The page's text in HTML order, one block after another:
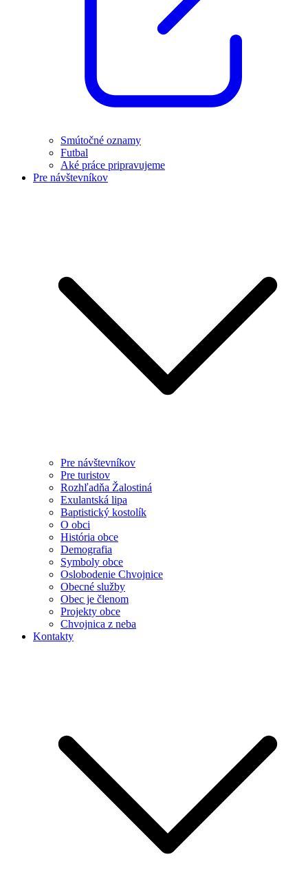
Smútočné oznamy
Futbal
Aké práce pripravujeme
Pre návštevníkov
Pre návštevníkov
Pre turistov
Rozhľadňa Žalostiná
Exulantská lipa
Baptistický kostolík
O obci
História obce
Demografia
Symboly obce
Oslobodenie Chvojnice
Obecné služby
Obec je členom
Projekty obce
Chvojnica z neba
Kontakty